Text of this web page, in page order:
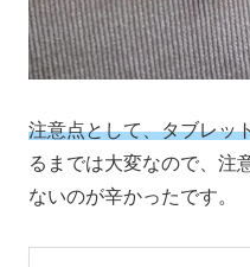
注意点として、タブレッ
るまでは大変なので、注
ないのが辛かったです。